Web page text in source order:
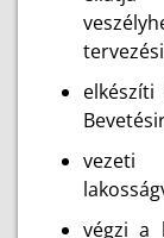
végzi a